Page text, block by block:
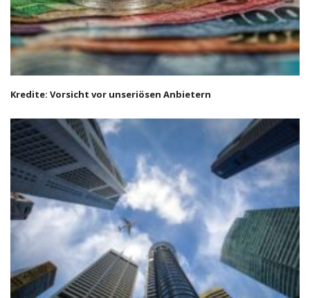
Kredite: Vorsicht vor unseriösen Anbietern